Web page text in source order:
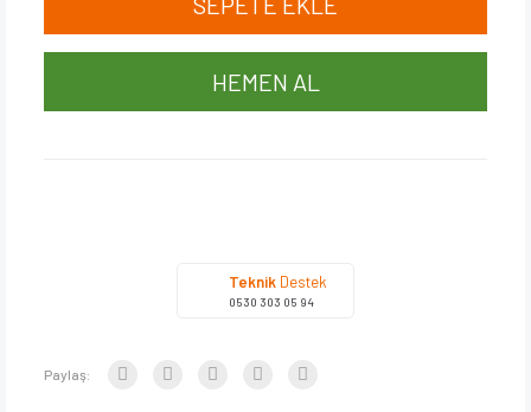
HEMEN AL
Teknik Destek
0530 303 05 94
Paylaş: